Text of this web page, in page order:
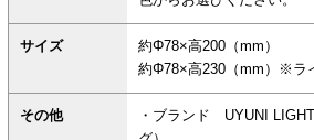
サイズ
約Φ78×高200（mm）
約Φ78×高230（mm）※ラ
その他
・ブランド UYUNI